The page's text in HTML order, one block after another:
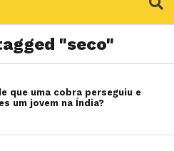
"seco"
que uma cobra perseguiu e
um jovem na Índia?